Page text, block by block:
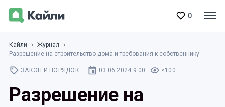
0
Кайли
Журнал
Разрешение на строительство дома и требования к собственнику
ЗАКОН И ПОРЯДОК 03.06.2024 9:00 <100
Разрешение на